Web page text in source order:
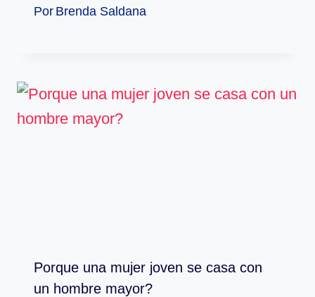
Por Brenda Saldana
Porque una mujer joven se casa con
un hombre mayor?